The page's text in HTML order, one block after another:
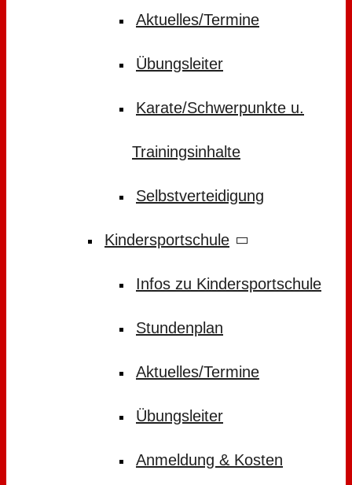
Aktuelles/Termine
Übungsleiter
Karate/Schwerpunkte u.
Trainingsinhalte
Selbstverteidigung
Kindersportschule
Infos zu Kindersportschule
Stundenplan
Aktuelles/Termine
Übungsleiter
Anmeldung & Kosten